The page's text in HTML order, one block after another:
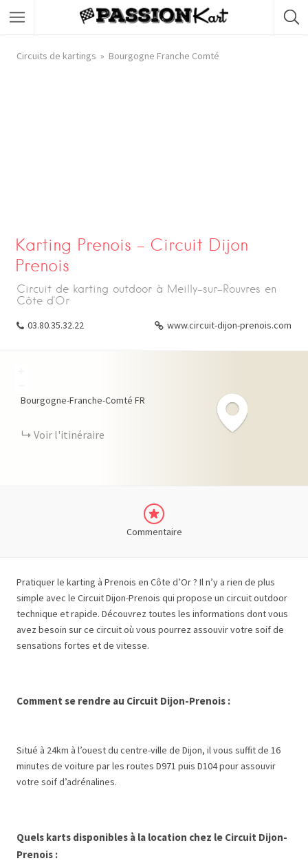
Circuits de kartings Bourgogne Franche Comté
Karting Prenois – Circuit Dijon
Prenois
Circuit de karting outdoor à Meilly-sur-Rouvres en
Côte d'Or
03.80.35.32.22 www.circuit-dijon-prenois.com
Bourgogne-Franche-Comté FR
Voir l'itinéraire
Commentaire
Pratiquer le karting à Prenois en Côte d’Or? Il n’y a rien de plus
simple avec le Circuit Dijon-Prenois qui propose un circuit outdoor
technique et rapide. Découvrez toutes les informations dont vous
avez besoin sur ce circuit où vous pourrez assouvir votre soif de
sensations fortes et de vitesse.
Comment se rendre au Circuit Dijon-Prenois :
Situé à 24km à l’ouest du centre-ville de Dijon, il vous suffit de 16
minutes de voiture par les routes D971 puis D104 pour assouvir
votre soif d’adrénalines.
Quels karts disponibles à la location chez le Circuit Dijon-
Prenois :